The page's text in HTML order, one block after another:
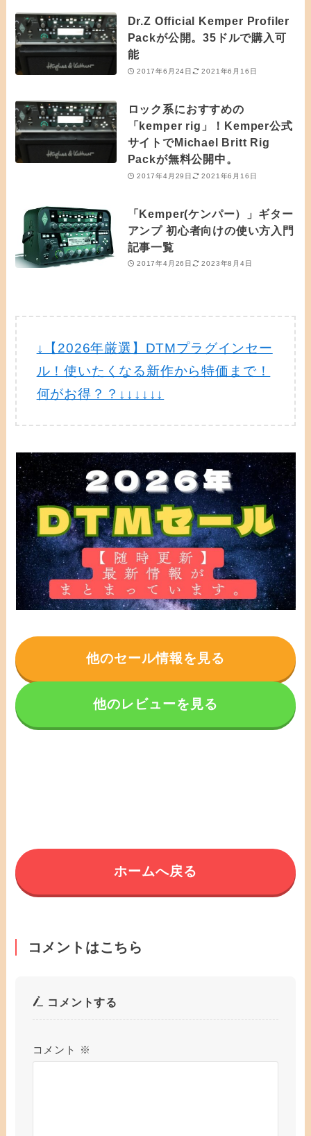
Dr.Z Official Kemper Profiler
Packが公開。35ドルで購入可
能
2017年6月24日 2021年6月16日
ロック系におすすめの
「kemper rig」！Kemper公式
サイトでMichael Britt Rig
Packが無料公開中。
2017年4月29日 2021年6月16日
「Kemper(ケンパー）」ギター
アンプ 初心者向けの使い方入門
記事一覧
2017年4月26日 2023年8月4日
↓【2026年厳選】DTMプラグインセー
ル！使いたくなる新作から特価まで！
何がお得？？↓↓↓↓↓↓
他のセール情報を見る
他のレビューを見る
ホームへ戻る
コメントはこちら
コメントする
コメント ※